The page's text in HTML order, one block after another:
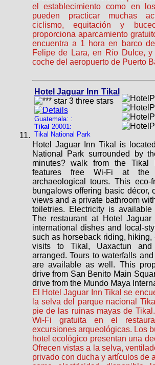
el establecimiento como en
pueden practicar muchas
ciclismo, equitación y
proporciona aparcamiento
encuentra a 1 hora en barco
Felipe de Lara, en Río Dulce,
coche del aeropuerto de Puerto
Hotel Jaguar Inn Tikal
Guatemala: :
Tikal 20001:
Tikal National Park
Hotel Jaguar Inn Tikal is
National Park surrounded by
minutes? walk from the Tikal
features free Wi-Fi at the
archaeological tours. This eco-
bungalows offering basic décor,
views and a private bathroom
toiletries. Electricity is
The restaurant at Hotel
international dishes and local-
such as horseback riding, hiking,
visits to Tikal, Uaxactun
arranged. Tours to waterfalls
are available as well. This
drive from San Benito Main
drive from the Mundo Maya
El Hotel Jaguar Inn Tikal se
la selva del parque nacional
pie de las ruinas mayas de
Wi-Fi gratuita en el
excursiones arqueológicas. Los
hotel ecológico presentan una
Ofrecen vistas a la selva,
privado con ducha y artículos de